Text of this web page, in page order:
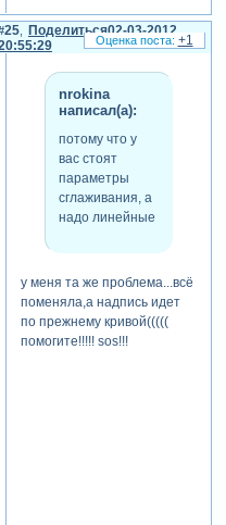
Поделиться
25
02-03-2012
nrokina
написал(а):
потому что у
вас стоят
параметры
сглаживания, а
надо линейные
у меня та же проблема...всё
поменяла,а надпись идет
по прежнему кривой(((((
помогите!!!!! sos!!!
+1